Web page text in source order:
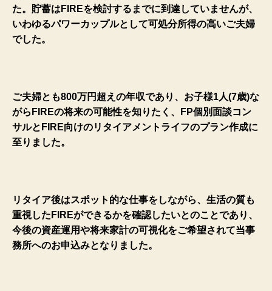
た。貯蓄はFIREを検討するまでに到達していませんが、
いわゆるパワーカップルとして可処分所得の高いご夫婦
でした。
ご夫婦とも800万円超えの年収であり、お子様1人(7歳)な
がらFIREの将来の可能性を知りたく、FP個別面談コン
サルとFIRE向けのリタイアメントライフのプラン作成に
至りました。
リタイア後はスポット的な仕事をしながら、生活の質も
重視したFIREができるかを確認したいとのことであり、
今後の資産運用や将来家計の可視化をご希望されて当事
務所へのお申込みとなりました。